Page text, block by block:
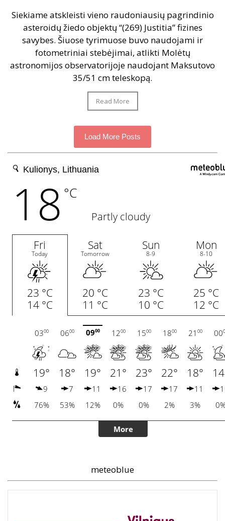
Siekiame atskleisti vieno raudoniausių pagrindinio
asteroidų žiedo objektų “(269) Justitia” fizines
savybes. Šiuose tyrimuose buvo naudojami ir
fotometriniai stebėjimai, atlikti Molėtų
astronomijos observatorijoje naudojant Maksutovo
35/51 cm teleskopą.
Read More
Load More Posts
meteoblue